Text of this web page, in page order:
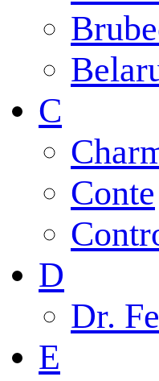
C
Conte
D
Dr.
E